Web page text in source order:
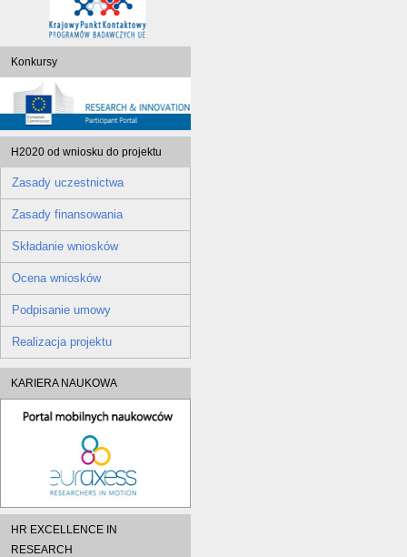
Konkursy
H2020 od wniosku do projektu
Zasady uczestnictwa
Zasady finansowania
Składanie wniosków
Ocena wniosków
Podpisanie umowy
Realizacja projektu
KARIERA NAUKOWA
HR EXCELLENCE IN
RESEARCH